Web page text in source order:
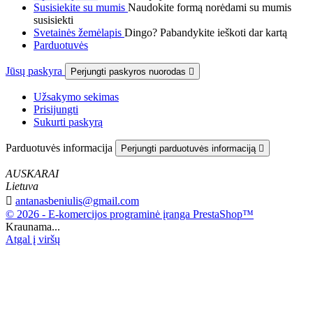
Susisiekite su mumis Naudokite formą norėdami su mumis
susisiekti
Svetainės žemėlapis Dingo? Pabandykite ieškoti dar kartą
Parduotuvės
Jūsų paskyra Perjungti paskyros nuorodas 
Užsakymo sekimas
Prisijungti
Sukurti paskyrą
Parduotuvės informacija Perjungti parduotuvės informaciją 
AUSKARAI
Lietuva
 antanasbeniulis@gmail.com
© 2026 - E-komercijos programinė įranga PrestaShop™
Kraunama...
Atgal į viršų